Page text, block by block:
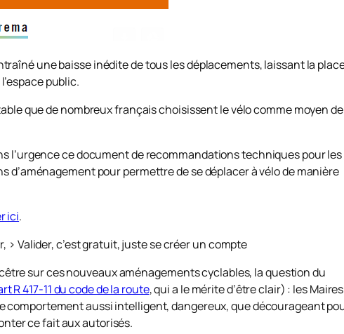
une baisse inédite de tous les déplacements, laissant la
public.
que de nombreux français choisissent le vélo comme moyen de
l’urgence ce document de recommandations techniques pour les
pour permettre de se déplacer à vélo de manière
ici.
> Valider, c’est gratuit, juste se créer un compte
sur ces nouveaux aménagements cyclables, la question du
R 417-11 du code de la route, qui a le mérite d’être clair) : les
comportement aussi intelligent, dangereux, que décourageant
ce fait aux autorisés.